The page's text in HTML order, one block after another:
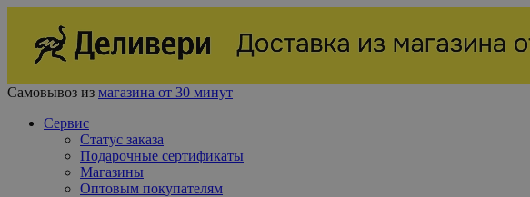
Самовывоз из магазина от 30 минут
Сервис
Статус заказа
Подарочные сертификаты
Магазины
Оптовым покупателям